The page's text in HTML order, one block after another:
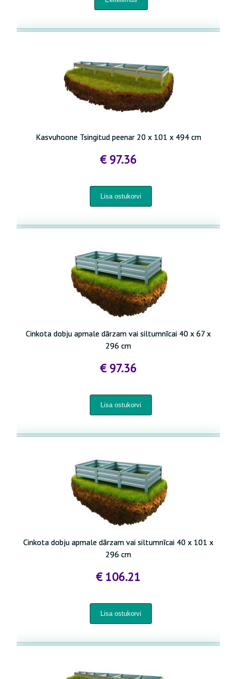
Kasvuhoone Tsingitud peenar 20 x 101 x 494 cm
€ 97.36
Cinkota dobju apmale dārzam vai siltumnīcai 40 x 67 x
296 cm
€ 97.36
Cinkota dobju apmale dārzam vai siltumnīcai 40 x 101 x
296 cm
€ 106.21